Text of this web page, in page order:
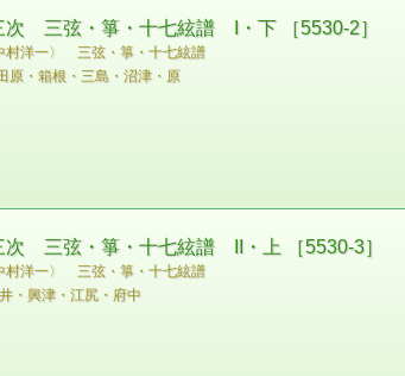
三弦・箏・十七絃譜 I・下 ［5530-2］
洋一〉 三弦・箏・十七絃譜
原・箱根・三島・沼津・原
三弦・箏・十七絃譜 II・上 ［5530-3］
洋一〉 三弦・箏・十七絃譜
・興津・江尻・府中